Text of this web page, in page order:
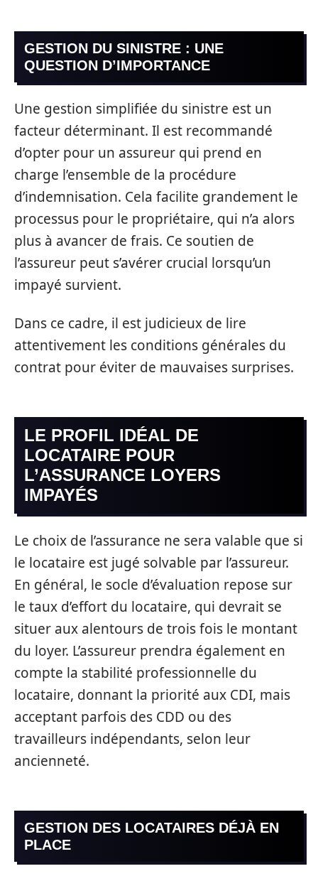
GESTION DU SINISTRE : UNE
QUESTION D’IMPORTANCE
Une gestion simplifiée du sinistre est un
facteur déterminant. Il est recommandé
d’opter pour un assureur qui prend en
charge l’ensemble de la procédure
d’indemnisation. Cela facilite grandement le
processus pour le propriétaire, qui n’a alors
plus à avancer de frais. Ce soutien de
l’assureur peut s’avérer crucial lorsqu’un
impayé survient.
Dans ce cadre, il est judicieux de lire
attentivement les conditions générales du
contrat pour éviter de mauvaises surprises.
LE PROFIL IDÉAL DE
LOCATAIRE POUR
L’ASSURANCE LOYERS
IMPAYÉS
Le choix de l’assurance ne sera valable que si
le locataire est jugé solvable par l’assureur.
En général, le socle d’évaluation repose sur
le taux d’effort du locataire, qui devrait se
situer aux alentours de trois fois le montant
du loyer. L’assureur prendra également en
compte la stabilité professionnelle du
locataire, donnant la priorité aux CDI, mais
acceptant parfois des CDD ou des
travailleurs indépendants, selon leur
ancienneté.
GESTION DES LOCATAIRES DÉJÀ EN
PLACE